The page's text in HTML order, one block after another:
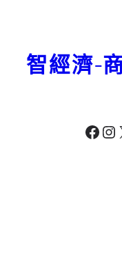
Facebook Instagram
智經濟-